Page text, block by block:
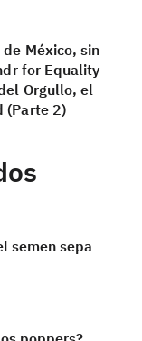
México, sin
for Equality
Orgullo, el
(Parte 2)
semen sepa